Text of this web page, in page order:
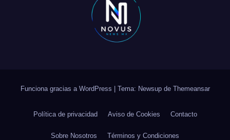
Funciona gracias a WordPress Tema: Newsup de Themeansar
Política de privacidad Aviso de Cookies Contacto
Sobre Nosotros Términos y Condiciones